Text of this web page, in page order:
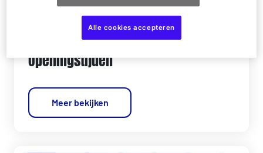
Openingstijden
Meer bekijken
Alle cookies accepteren